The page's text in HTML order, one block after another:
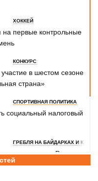
ХОККЕЙ
первые контрольные
КОНКУРС
в шестом сезоне
страна»
СПОРТИВНАЯ ПОЛИТИКА
социальный налоговый
ГРЕБЛЯ НА БАЙДАРКАХ И КАНОЭ
первенства России
медали